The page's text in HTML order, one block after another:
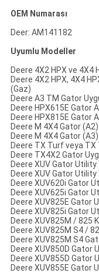
OEM Numarası
Deer: AM141182
Uyumlu Modeller
Deere 4X2 HPX ve 4X4
Deere 4X2 HPX, 4X4
(Gaz)
Deere A3 TM Gator
Deere HPX615E Gator
Deere HPX815E Gator
Deere M 4X4 Gator
Deere M 4X4 Gator
Deere TX Turf veya
Deere TX4X2 Gator
Deere XUV Gator
Deere XUV Gator
Deere XUV620i Gator
Deere XUV625i Gator
Deere XUV825E Gator
Deere XUV825i Gator
Deere XUV825M / 825
Deere XUV825M S4 /
Deere XUV825M S4
Deere XUV850D Gator
Deere XUV855D Gator
Deere XUV855E Gator